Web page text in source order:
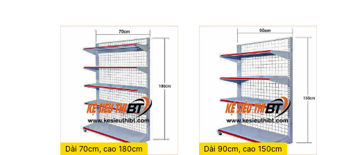
Dài 70cm, cao 180cm Dài 90cm, cao 150cm